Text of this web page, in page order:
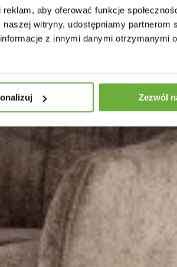
aby oferować funkcje
witryny, udostępniamy partnerom
z innymi danymi otrzymanymi
Zezwól